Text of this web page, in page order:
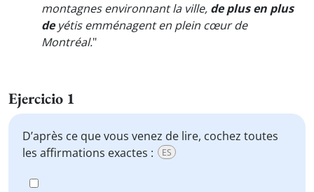
montagnes environnant la ville, de plus en plus
deyétis emménagent en plein cœur de
Montréal."
Ejercicio 1
D’après ce que vous venez de lire, cochez toutes
les affirmations exactes :
ES